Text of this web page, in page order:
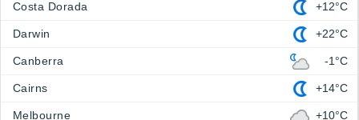
Costa Dorada +12°C
Darwin +22°C
Canberra -1°C
Cairns +14°C
Melbourne +10°C